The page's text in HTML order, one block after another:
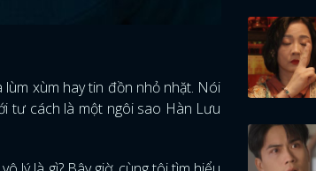
xùm hay tin đồn nhỏ nhặt. Nói
tư cách là một ngôi sao Hàn Lưu